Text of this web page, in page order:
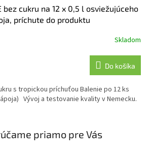
bez cukru na 12 x 0,5 l osviežujúceho
príchute do produktu
Skladom
Do košíka
s tropickou príchuťou Balenie po 12 ks
Vývoj a testovanie kvality v Nemecku.
priamo pre Vás